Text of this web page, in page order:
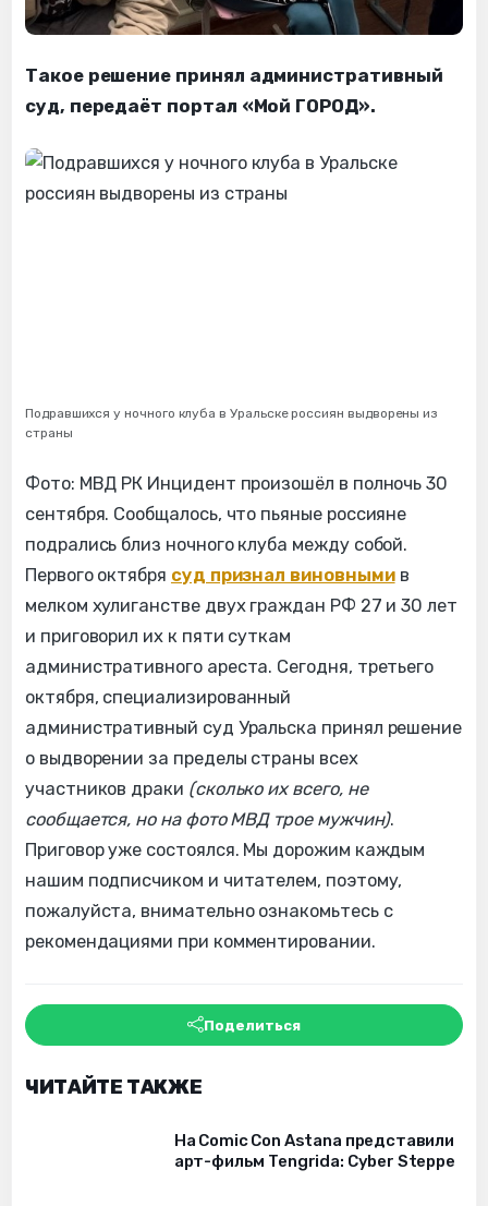
Такое решение принял административный
суд, передаёт портал «Мой ГОРОД».
Подравшихся у ночного клуба в Уральске россиян выдворены из
страны
Фото: МВД РК Инцидент произошёл в полночь 30
сентября. Сообщалось, что пьяные россияне
подрались близ ночного клуба между собой.
Первого октября суд признал виновнымив
мелком хулиганстве двух граждан РФ 27 и 30 лет
и приговорил их к пяти суткам
административного ареста. Сегодня, третьего
октября, специализированный
административный суд Уральска принял решение
о выдворении за пределы страны всех
участников драки (сколько их всего, не
сообщается, но на фото МВД трое мужчин).
Приговор уже состоялся. Мы дорожим каждым
нашим подписчиком и читателем, поэтому,
пожалуйста, внимательно ознакомьтесь с
рекомендациями при комментировании.
Поделиться
ЧИТАЙТЕ ТАКЖЕ
На Comic Con Astana представили
арт-фильм Tengrida: Cyber Steppe